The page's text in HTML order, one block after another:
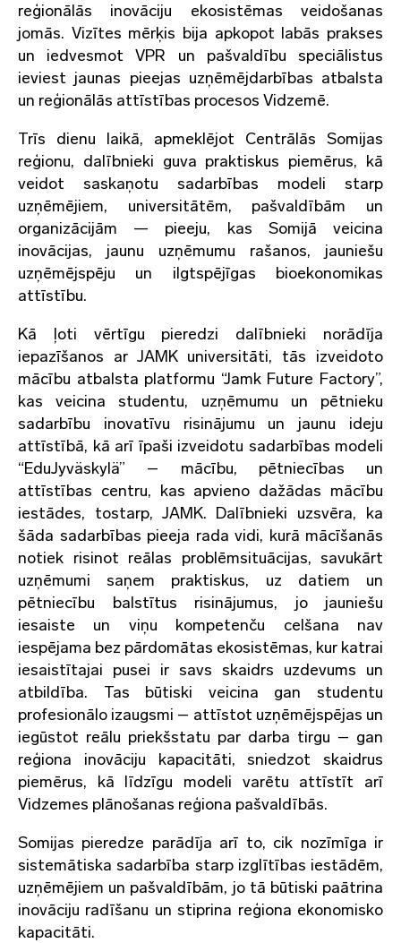
reģionālās inovāciju ekosistēmas veidošanas
jomās. Vizītes mērķis bija apkopot labās prakses
un iedvesmot VPR un pašvaldību speciālistus
ieviest jaunas pieejas uzņēmējdarbības atbalsta
un reģionālās attīstības procesos Vidzemē.
Trīs dienu laikā, apmeklējot Centrālās Somijas
reģionu, dalībnieki guva praktiskus piemērus, kā
veidot saskaņotu sadarbības modeli starp
uzņēmējiem, universitātēm, pašvaldībām un
organizācijām — pieeju, kas Somijā veicina
inovācijas, jaunu uzņēmumu rašanos, jauniešu
uzņēmējspēju un ilgtspējīgas bioekonomikas
attīstību.
Kā ļoti vērtīgu pieredzi dalībnieki norādīja
iepazīšanos ar JAMK universitāti, tās izveidoto
mācību atbalsta platformu “Jamk Future Factory”,
kas veicina studentu, uzņēmumu un pētnieku
sadarbību inovatīvu risinājumu un jaunu ideju
attīstībā, kā arī īpaši izveidotu sadarbības modeli
“EduJyväskylä” – mācību, pētniecības un
attīstības centru, kas apvieno dažādas mācību
iestādes, tostarp, JAMK. Dalībnieki uzsvēra, ka
šāda sadarbības pieeja rada vidi, kurā mācīšanās
notiek risinot reālas problēmsituācijas, savukārt
uzņēmumi saņem praktiskus, uz datiem un
pētniecību balstītus risinājumus, jo jauniešu
iesaiste un viņu kompetenču celšana nav
iespējama bez pārdomātas ekosistēmas, kur katrai
iesaistītajai pusei ir savs skaidrs uzdevums un
atbildība. Tas būtiski veicina gan studentu
profesionālo izaugsmi – attīstot uzņēmējspējas un
iegūstot reālu priekšstatu par darba tirgu – gan
reģiona inovāciju kapacitāti, sniedzot skaidrus
piemērus, kā līdzīgu modeli varētu attīstīt arī
Vidzemes plānošanas reģiona pašvaldībās.
Somijas pieredze parādīja arī to, cik nozīmīga ir
sistemātiska sadarbība starp izglītības iestādēm,
uzņēmējiem un pašvaldībām, jo tā būtiski paātrina
inovāciju radīšanu un stiprina reģiona ekonomisko
kapacitāti.